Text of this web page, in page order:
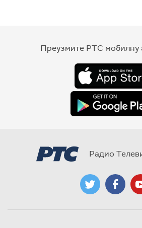
Преузмите РТС мобилну
Радио